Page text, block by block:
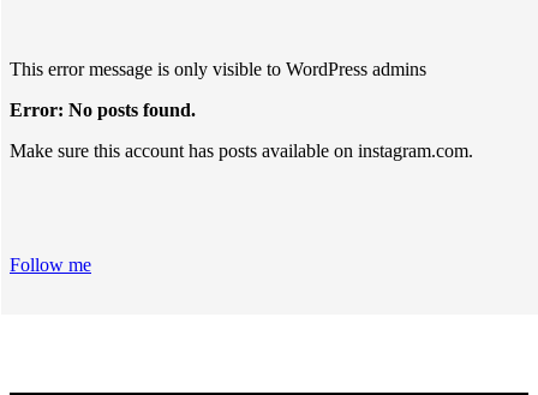
This error message is only visible to WordPress admins
Error: No posts found.
Make sure this account has posts available on instagram.com.
Follow me